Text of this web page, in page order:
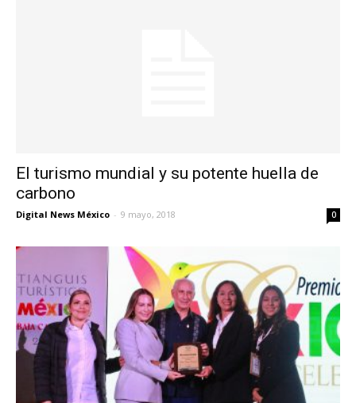
El turismo mundial y su potente huella de
carbono
Digital News México - 9 mayo, 2018 0